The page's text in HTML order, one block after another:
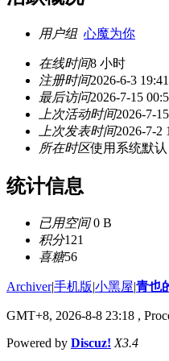
用户组 心魔为你
在线时间8 小时
注册时间2026-6-3 19:41
最后访问2026-7-15
上次活动时间2026-7-
上次发表时间2026-7-2
所在时区使用系统默认
统计信息
已用空间0 B
积分121
喜糖56
Archiver|手机版|小黑屋|青也
GMT+8, 2026-8-8 23:18 ,
Powered by Discuz! X3.4